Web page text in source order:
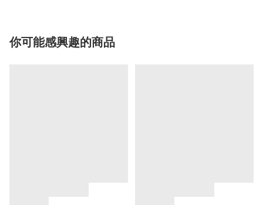
你可能感興趣的商品